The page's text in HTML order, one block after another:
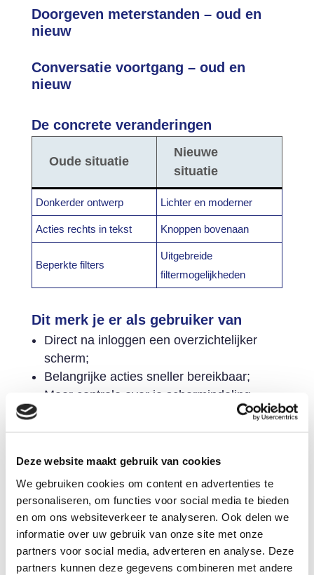
Deze website maakt gebruik van cookies
We gebruiken cookies om content en advertenties te
personaliseren, om functies voor social media te bieden
en om ons websiteverkeer te analyseren. Ook delen we
informatie over uw gebruik van onze site met onze
partners voor social media, adverteren en analyse. Deze
partners kunnen deze gegevens combineren met andere
Doorgeven meterstanden – oud en
nieuw
Conversatie voortgang – oud en
nieuw
De concrete veranderingen
Oude situatie
Nieuwe
situatie
Donkerder ontwerp Lichter en moderner
Acties rechts in tekst Knoppen bovenaan
Beperkte filters
Uitgebreide
filtermogelijkheden
Dit merk je er als gebruiker van
Direct na inloggen een overzichtelijker
scherm;
Belangrijke acties sneller bereikbaar;
Meer controle over je schermindeling.
Wat blijft hetzelfde?
De inhoud van berichten blijft hetzelfde;
Werkprocessen blijven ongewijzigd;
Je kunt blijven werken zoals je gewend
bent.
Vragen?